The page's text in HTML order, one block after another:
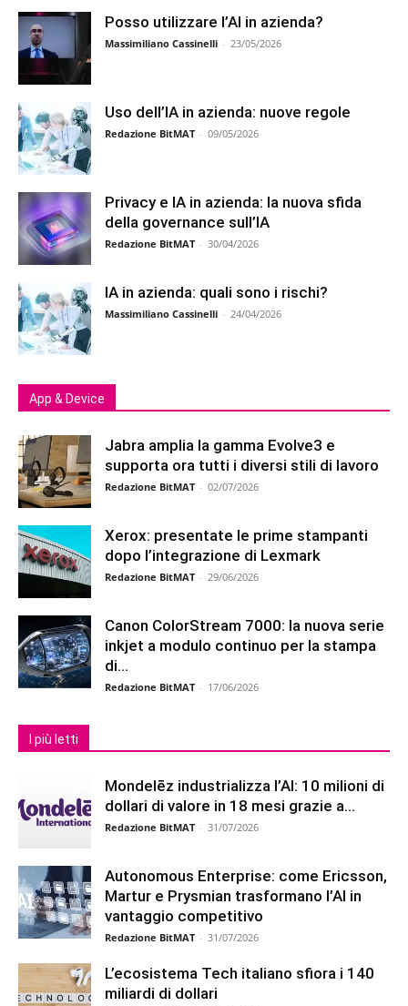
Posso utilizzare l’AI in azienda?
Massimiliano Cassinelli - 23/05/2026
Uso dell’IA in azienda: nuove regole
Redazione BitMAT - 09/05/2026
Privacy e IA in azienda: la nuova sfida
della governance sull’IA
Redazione BitMAT - 30/04/2026
IA in azienda: quali sono i rischi?
Massimiliano Cassinelli - 24/04/2026
App & Device
Jabra amplia la gamma Evolve3 e
supporta ora tutti i diversi stili di lavoro
Redazione BitMAT - 02/07/2026
Xerox: presentate le prime stampanti
dopo l’integrazione di Lexmark
Redazione BitMAT - 29/06/2026
Canon ColorStream 7000: la nuova serie
inkjet a modulo continuo per la stampa
di...
Redazione BitMAT - 17/06/2026
I più letti
Mondelēz industrializza l’AI: 10 milioni di
dollari di valore in 18 mesi grazie a...
Redazione BitMAT - 31/07/2026
Autonomous Enterprise: come Ericsson,
Martur e Prysmian trasformano l’AI in
vantaggio competitivo
Redazione BitMAT - 31/07/2026
L’ecosistema Tech italiano sfiora i 140
miliardi di dollari